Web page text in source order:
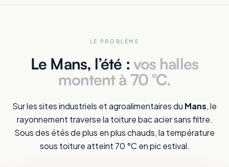
LE PROBLÈME
Le Mans, l’été : vos halles
montent à 70 °C.
Sur les sites industriels et agroalimentaires du Mans, le
rayonnement traverse la toiture bac acier sans filtre.
Sous des étés de plus en plus chauds, la température
sous toiture atteint 70 °C en pic estival.